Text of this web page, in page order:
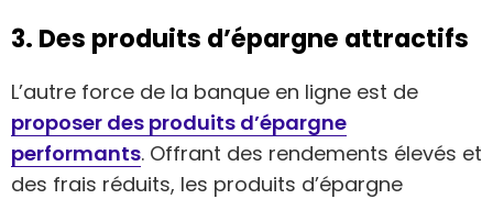
3. Des produits d’épargne attractifs
L’autre force de la banque en ligne est de
proposer des produits d’épargne
performants. Offrant des rendements élevés et
des frais réduits, les produits d’épargne